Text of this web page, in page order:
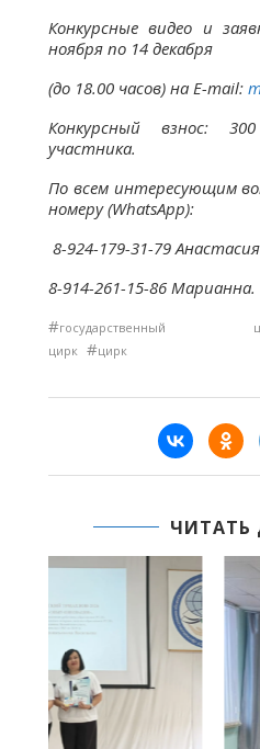
Конкурсные видео и
ноября по 14 декабря
(до 18.00 часов) на E-mail:
Конкурсный взнос:
участника.
По всем интересующим
номеру (WhatsApp):
8-924-179-31-79 Анастасия
8-914-261-15-86 Марианна.
#государственный
цирк #цирк
ЧИТАТЬ